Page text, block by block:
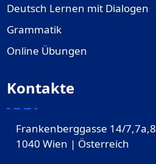
Deutsch Lernen mit Dialogen
Grammatik
Online Übungen
Kontakte
Frankenberggasse 14/7,7a,8
1040 Wien | Österreich